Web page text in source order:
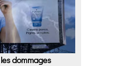
dommages